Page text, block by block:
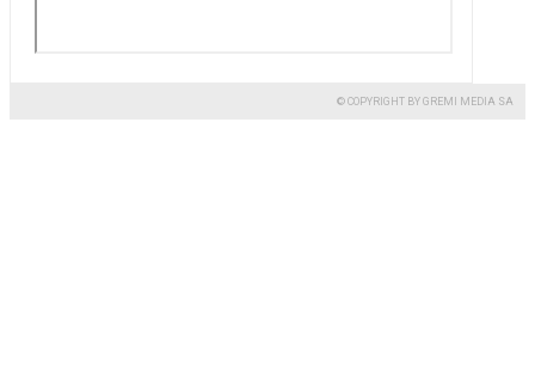
© COPYRIGHT BY GREMI MEDIA SA